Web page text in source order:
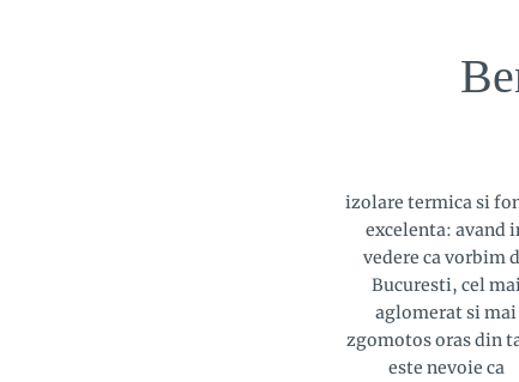
izolare termica si
excelenta: avand
vedere ca vorbim
Bucuresti, cel
aglomerat si mai
zgomotos oras din
este nevoie ca